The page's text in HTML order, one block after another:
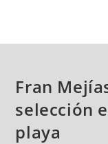
Fran
selección
playa